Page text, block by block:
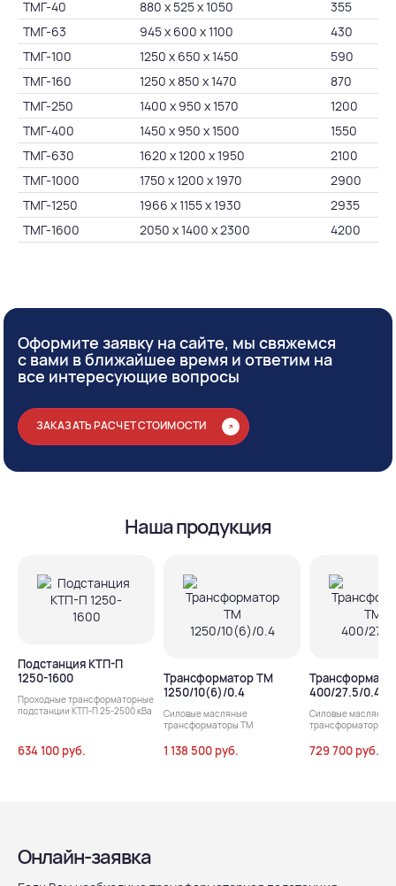
ТМГ-40 880 х 525 х 1050
355
ТМГ-63
945 х 600 х 1100
430
ТМГ-100
1250 х 650 х 1450
590
ТМГ-160
1250 х 850 х 1470
870
ТМГ-250
1400 х 950 х 1570
1200
ТМГ-400
1450 х 950 х 1500
1550
ТМГ-630
1620 х 1200 х 1950
2100
ТМГ-1000
1750 х 1200 х 1970
2900
ТМГ-1250
1966 х 1155 х 1930
2935
ТМГ-1600
2050 х 1400 х 2300 4200
Оформите заявку на сайте, мы свяжемся
с вами в ближайшее время и ответим на
все интересующие вопросы
ЗАКАЗАТЬ РАСЧЕТ СТОИМОСТИ
Наша продукция
Подстанция КТП-П
1250-1600
Проходные трансформаторные
подстанции КТП-П 25-2500 кВа
634 100 руб.
Трансформатор ТМ
1250/10(6)/0.4
Силовые масляные
трансформаторы ТМ
1 138 500 руб.
400/27.5/0.4
Силовые масляные
трансформаторы
729 700 руб.
Онлайн-заявка